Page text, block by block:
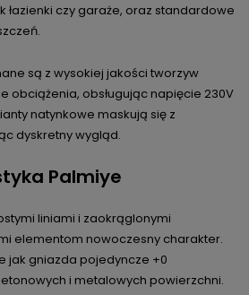
łazienki czy garaże, oraz standardowe
są z wysokiej jakości tworzyw
obciążenia, obsługując napięcie 230V
natynkowe maskują się z
dyskretny wygląd.
Palmiye
liniami i zaokrąglonymi
elementom nowoczesny charakter.
jak gniazda pojedyncze +0
i metalowych powierzchni.